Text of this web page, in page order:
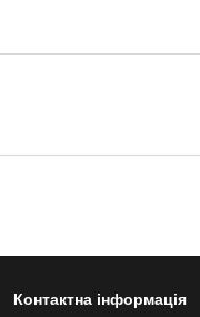
Контактна інформація